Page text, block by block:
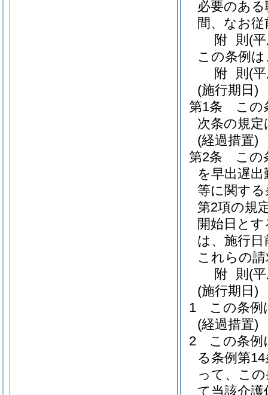
必要のあ
間、なお
附 則 (
この条例
附 則 (
(施行期日)
第1条
この
次条の規
(経過措置)
第2条
この
を早出遅
等に関す
第2項の規
開始日と
は、施行
これらの
附 則 (
(施行期日)
1
この条例
(経過措置)
2
この条例
る条例第
って、こ
て当該介